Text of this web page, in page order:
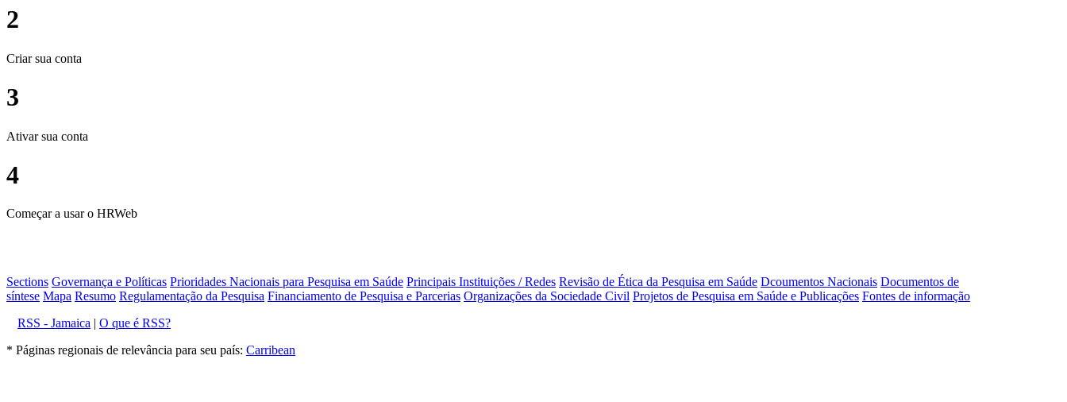
2
Criar sua conta
3
Ativar sua conta
4
Começar a usar o HRWeb
Sections Governança e Políticas Prioridades Nacionais para Pesquisa em Saúde Principais Instituições / Redes Revisão de Ética da Pesquisa em Saúde Dcoumentos Nacionais Documentos de
síntese Mapa Resumo Regulamentação da Pesquisa Financiamento de Pesquisa e Parcerias Organizações da Sociedade Civil Projetos de Pesquisa em Saúde e Publicações Fontes de informação
RSS - Jamaica | O que é RSS?
* Páginas regionais de relevância para seu país: Carribean